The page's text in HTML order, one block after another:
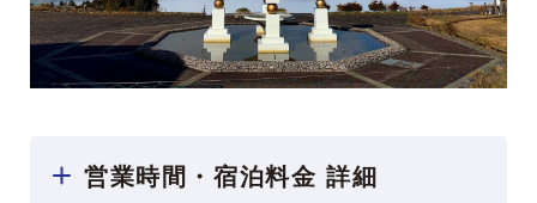
営業時間・宿泊料金 詳細